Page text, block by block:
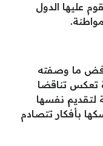
عليها الدول
ما وصفته
تعكس تناقضا
لتقديم نفسها
بأفكار تتصادم